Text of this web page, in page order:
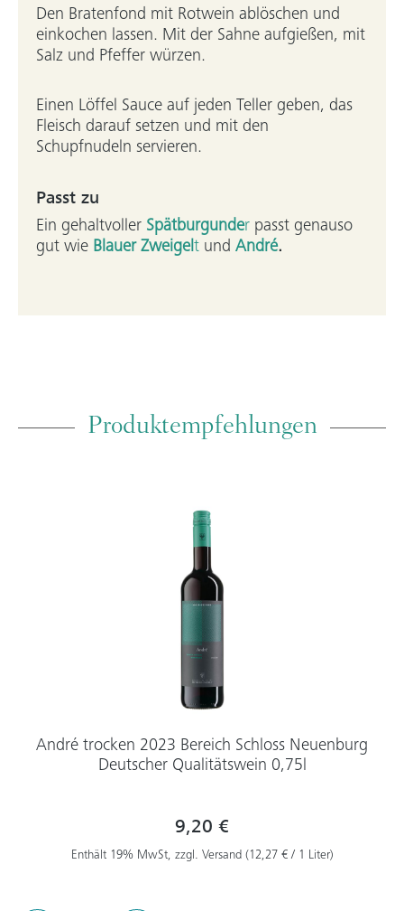
Den Bratenfond mit Rotwein ablöschen und
einkochen lassen. Mit der Sahne aufgießen, mit
Salz und Pfeffer würzen.
Einen Löffel Sauce auf jeden Teller geben, das
Fleisch darauf setzen und mit den
Schupfnudeln servieren.
Passt zu
Ein gehaltvoller Spätburgunder passt genauso
gut wie Blauer Zweigelt und André.
Produktempfehlungen
André trocken 2023 Bereich Schloss Neuenburg
Deutscher Qualitätswein 0,75l
9,20 €
Enthält 19% MwSt, zzgl. Versand (12,27 € / 1 Liter)